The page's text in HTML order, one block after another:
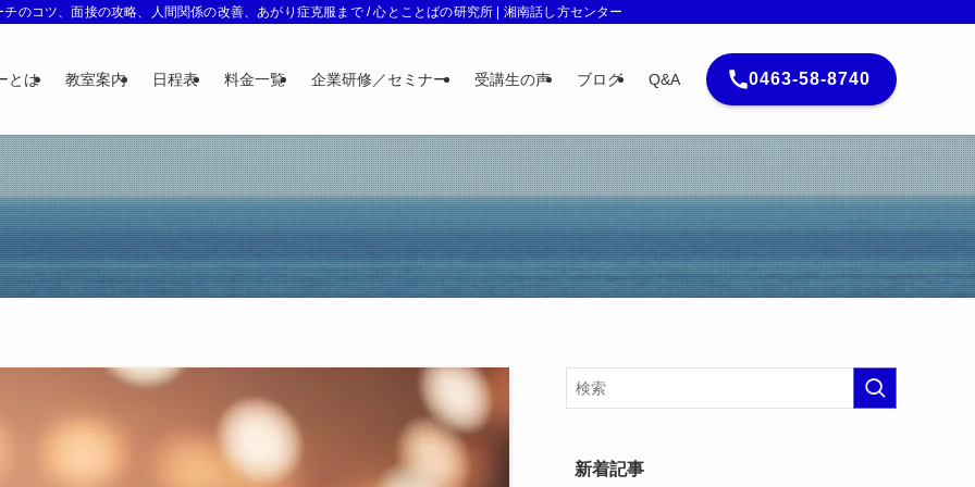
のコツ、面接の攻略、人間関係の改善、あがり症克服まで / 心とことばの研究所 | 湘南話し方センター
とは 教室案内 日程表 料金一覧 企業研修／セミナー 受講生の声 ブログ Q&A 0463-58-8740
新着記事